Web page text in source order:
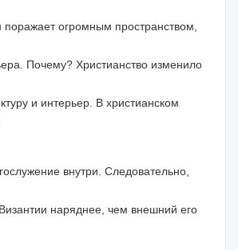
огромным пространством,
Почему? Христианство изменило
и интерьер. В христианском
внутри. Следовательно,
наряднее, чем внешний его